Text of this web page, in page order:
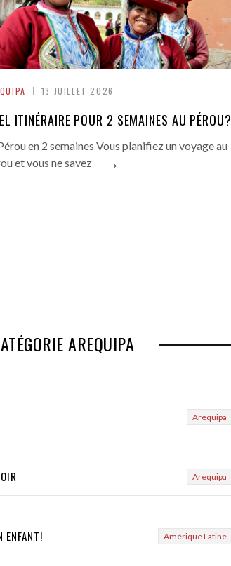
13 JUILLET 2026
ITINÉRAIRE POUR 2 SEMAINES AU PÉROU?
en 2 semaines Vous planifiez un voyage au
et vous ne savez
→
AREQUIPA
Arequipa
Arequipa
ENFANT! Amérique Latine